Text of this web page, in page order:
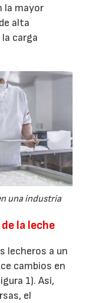
la mayor
alta
carga
una industria
la leche
lecheros a un
cambios en
1). Así,
el